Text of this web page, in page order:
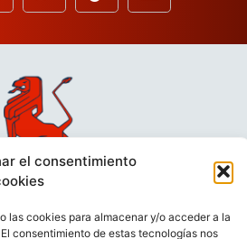
el consentimiento
las cookies para almacenar y/o acceder a la
consentimiento de estas tecnologías nos